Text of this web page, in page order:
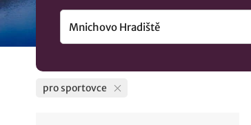
pro sportovce